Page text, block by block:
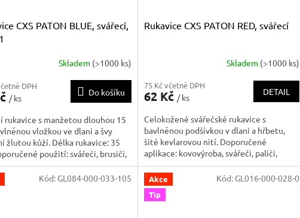
CXS PATON BLUE, svářecí,
Skladem (>1000 ks)
DPH
/ ks
Do košíku
rukavice s manžetou dlouhou 15
vložkou ve dlani a švy
žlutou kůží. Délka rukavice: 35
použití: svářeči, brusiči,
strojírenství, těžký
Rukavice CXS PATON RED, svářecí
Skladem (>1000 ks)
75 Kč včetně DPH
62 Kč / ks
DETAIL
Celokožené svářečské rukavice s
bavlněnou podšívkou v dlani a hřbetu,
šité kevlarovou nití. Doporučené
aplikace: kovovýroba, svářeči, paliči,
strojírenství a těžký průmysl.
Kód: GL084-000-033-105
Akce
Tip
Kód: GL016-000-028-0